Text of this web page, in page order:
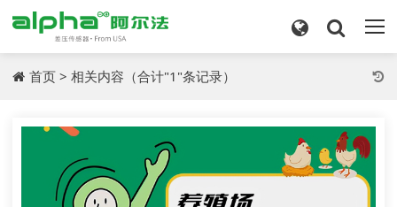
首页 > 相关内容 （合计"1"条记录）